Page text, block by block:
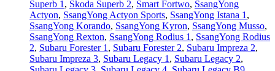
Superb 1 , Skoda Superb 2, Smart Fortwo, SsangYong
Actyon, SsangYong Actyon Sports, SsangYong Istana 1 ,
SsangYong Korando, SsangYong Kyron, SsangYong Musso,
SsangYong Rexton, SsangYong Rodius 1 , SsangYong Rodius
2, Subaru Forester 1 , Subaru Forester 2, Subaru Impreza 2,
Subaru Impreza 3, Subaru Legacy 1 , Subaru Legacy 2,